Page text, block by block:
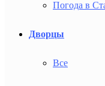
Погода в
Дворцы
Все